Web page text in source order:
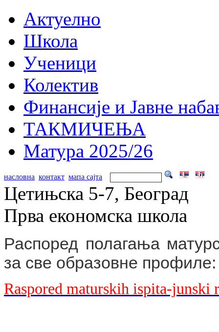
Актуелно
Школа
Ученици
Колектив
Финансије и Јавне
ТАКМИЧЕЊА
Матура 2025/26
насловна контакт мапа сајта
Цетињска 5-7, Београд
Прва економска школа
Распоред полагања
за све образовне профиле:
Raspored maturskih ispita-junski